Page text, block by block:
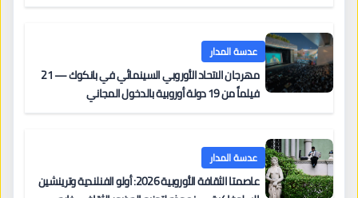
عدسة المدار
مهرجان الاتحاد الأوروبي السينمائي في بانكوك — 21
فيلماً من 19 دولة أوروبية بالدخول المجاني
عدسة المدار
عاصمتا الثقافة الأوروبية 2026: أولو الفنلندية وترينشين